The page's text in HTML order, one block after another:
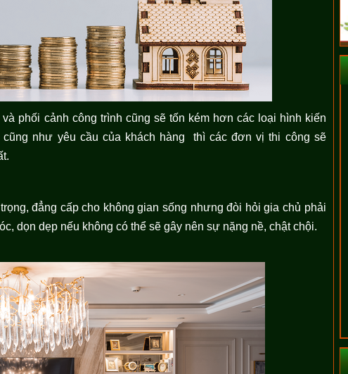
phối cảnh công trình cũng sẽ tốn kém hơn các loại hình kiến
như yêu cầu của khách hàng thì các đơn vị thi công sẽ
đẳng cấp cho không gian sống nhưng đòi hỏi gia chủ phải
dọn dẹp nếu không có thể sẽ gây nên sự nặng nề, chật chội.